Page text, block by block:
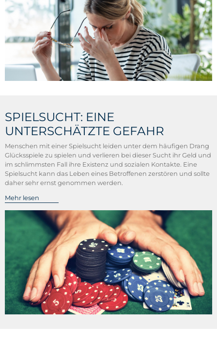
SPIELSUCHT: EINE
UNTERSCHÄTZTE GEFAHR
Menschen mit einer Spielsucht leiden unter dem häufigen Drang
Glücksspiele zu spielen und verlieren bei dieser Sucht ihr Geld und
im schlimmsten Fall ihre Existenz und sozialen Kontakte. Eine
Spielsucht kann das Leben eines Betroffenen zerstören und sollte
daher sehr ernst genommen werden.
Mehr lesen